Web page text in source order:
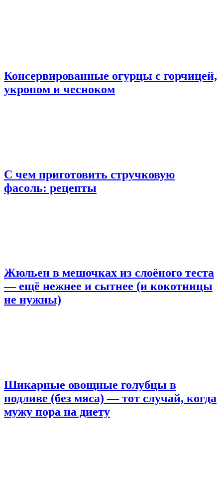
Консервированные огурцы с горчицей,
укропом и чесноком
С чем приготовить стручковую
фасоль: рецепты
Жюльен в мешочках из слоёного теста
— ещё нежнее и сытнее (и кокотницы
не нужны)
Шикарные овощные голубцы в
подливе (без мяса) — тот случай, когда
мужу пора на диету